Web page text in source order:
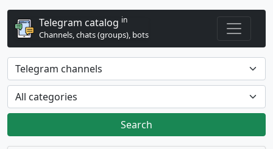
Telegram catalog in
Channels, chats (groups), bots
Search